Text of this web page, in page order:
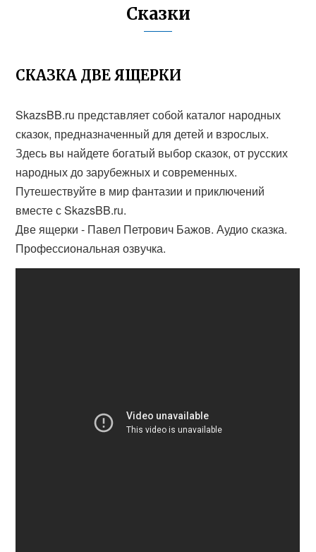
Сказки
СКАЗКА ДВЕ ЯЩЕРКИ
SkazsBB.ru представляет собой каталог народных
сказок, предназначенный для детей и взрослых.
Здесь вы найдете богатый выбор сказок, от русских
народных до зарубежных и современных.
Путешествуйте в мир фантазии и приключений
вместе с SkazsBB.ru.
Две ящерки - Павел Петрович Бажов. Аудио сказка.
Профессиональная озвучка.